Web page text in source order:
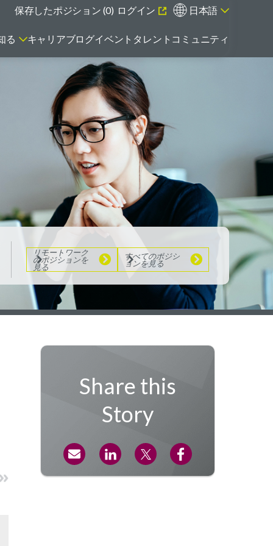
日本語
ログイン
保存したポジション (0)
エマージング・タレントとは
リモートワーク
のポジションを
見る
すべてのポジシ
ョンを見る
る キャリアブログイベント タレントコミュニティ
リモートワーク
のポジションを
見る
すべてのポジシ
ョンを見る
Share this
Story